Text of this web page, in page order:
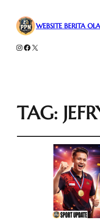
WEBSITE BERITA
Instagram
Facebook
X
TAG: